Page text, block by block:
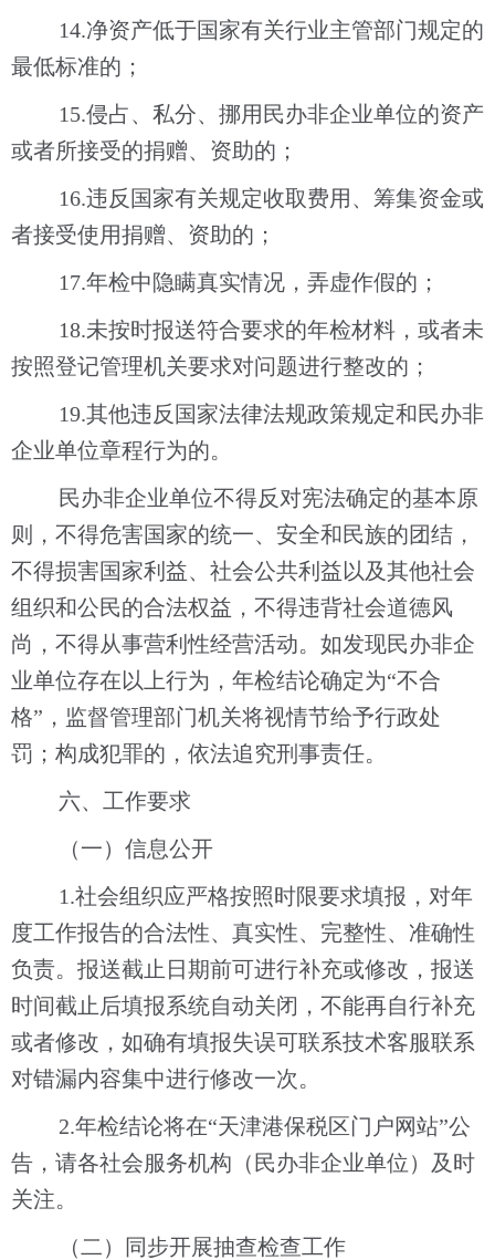
14.净资产低于国家有关行业主管部门规定的
最低标准的；
15.侵占、私分、挪用民办非企业单位的资产
或者所接受的捐赠、资助的；
16.违反国家有关规定收取费用、筹集资金或
者接受使用捐赠、资助的；
17.年检中隐瞒真实情况，弄虚作假的；
18.未按时报送符合要求的年检材料，或者未
按照登记管理机关要求对问题进行整改的；
19.其他违反国家法律法规政策规定和民办非
企业单位章程行为的。
民办非企业单位不得反对宪法确定的基本原
则，不得危害国家的统一、安全和民族的团结，
不得损害国家利益、社会公共利益以及其他社会
组织和公民的合法权益，不得违背社会道德风
尚，不得从事营利性经营活动。如发现民办非企
业单位存在以上行为，年检结论确定为“不合
格”，监督管理部门机关将视情节给予行政处
罚；构成犯罪的，依法追究刑事责任。
六、工作要求
（一） 信息公开
1.社会组织应严格按照时限要求填报，对年
度工作报告的合法性、真实性、完整性、准确性
负责。报送截止日期前可进行补充或修改，报送
时间截止后填报系统自动关闭 ， 不能再自行补充
或者修改 ，如确有填报失误可联系技术客服联系
对错漏内容集中进行修改一次。
2.年检结论将在“天津港保税区门户网站”公
告，请各社会服务机构 （ 民办非企业单位） 及时
关注。
（二）同步开展抽查检查工作